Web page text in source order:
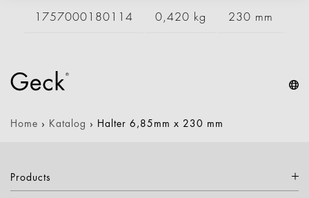
1757000180114 0,420 kg 230 mm
Home › Katalog › Halter 6,85mm x 230 mm
Products